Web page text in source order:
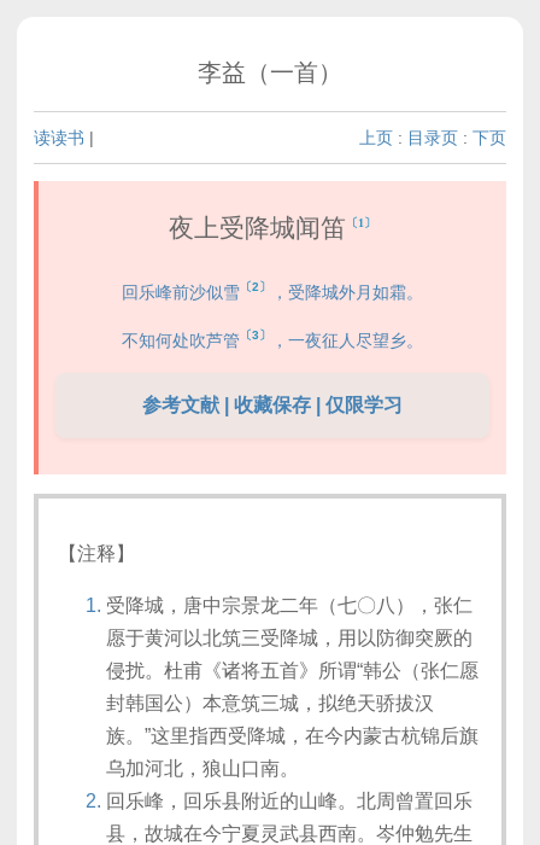
李益（一首）
读读书 | 上页 : 目录页 : 下页
夜上受降城闻笛 〔1〕
回乐峰前沙似雪 〔2〕 ，受降城外月如霜。
不知何处吹芦管 〔3〕 ，一夜征人尽望乡。
参考文献 | 收藏保存 | 仅限学习
【注释】
受降城，唐中宗景龙二年（七〇八），张仁
愿于黄河以北筑三受降城，用以防御突厥的
侵扰。杜甫《诸将五首》所谓“韩公（张仁愿
封韩国公）本意筑三城，拟绝天骄拔汉
族。”这里指西受降城，在今内蒙古杭锦后旗
乌加河北，狼山口南。
回乐峰，回乐县附近的山峰。北周曾置回乐
县，故城在今宁夏灵武县西南。岑仲勉先生